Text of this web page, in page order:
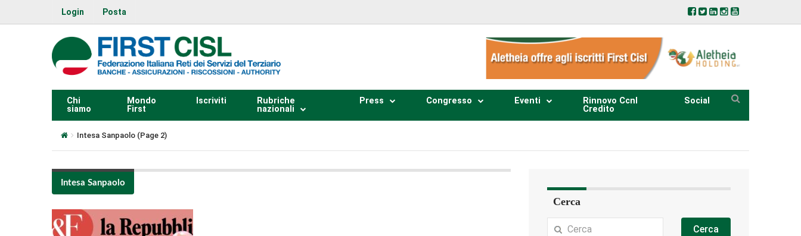
Login Posta
Chi
siamo
Mondo
First
Iscriviti
Rubriche
nazionali
Press Congresso Eventi
Rinnovo Ccnl
Credito
Social
Intesa Sanpaolo (Page 2)
Intesa Sanpaolo
Cerca
Cerca